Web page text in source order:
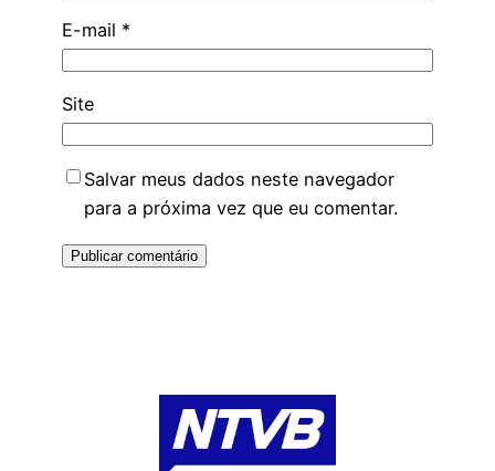
E-mail *
Site
Salvar meus dados neste navegador
para a próxima vez que eu comentar.